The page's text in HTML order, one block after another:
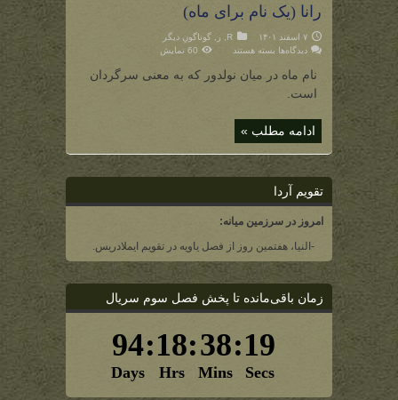
رانا (یک نام برای ماه)
۷ اسفند ۱۴۰۱ R ر
گوناگونِ دیگر
دیدگاه‌ها برای
نام
بسته هستند 60 نمایش
نام ماه در میان نولدور که به معنی سرگردان
است.
ادامه مطلب »
تقویم آردا
امروز در سرزمین میانه:
-النیا، هفتمین روز از فصل یاویه در تقویم ایملادریس.
زمان باقی‌مانده تا پخش فصل سوم سریال